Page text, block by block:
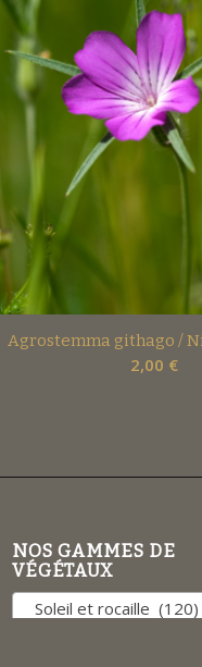
Agrostemma githago /
2,00 €
NOS GAMMES DE
VÉGÉTAUX
Soleil et rocaille (120)